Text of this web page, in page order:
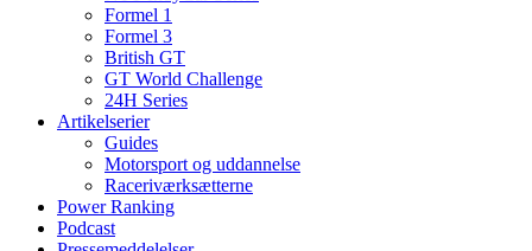
Formel 1
Formel 3
British GT
GT World Challenge
24H Series
Artikelserier
Guides
Motorsport og uddannelse
Raceriværksætterne
Power Ranking
Podcast